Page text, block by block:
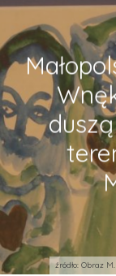
źródło: Obraz